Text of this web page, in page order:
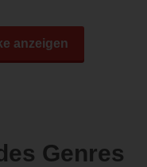
anzeigen
Genres